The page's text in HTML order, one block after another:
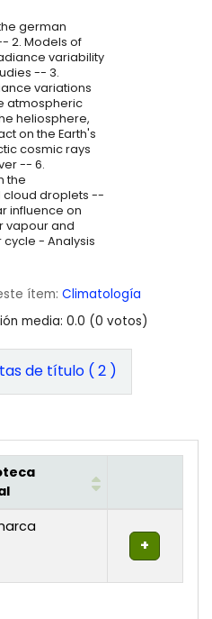
german
2. Models of
variability
-- 3.
variations
atmospheric
heliosphere,
on the Earth's
cosmic rays
-- 6.
the
cloud droplets --
influence on
vapour and
- Analysis
ítem: Climatología
media: 0.0 (0 votos)
de título ( 2 )